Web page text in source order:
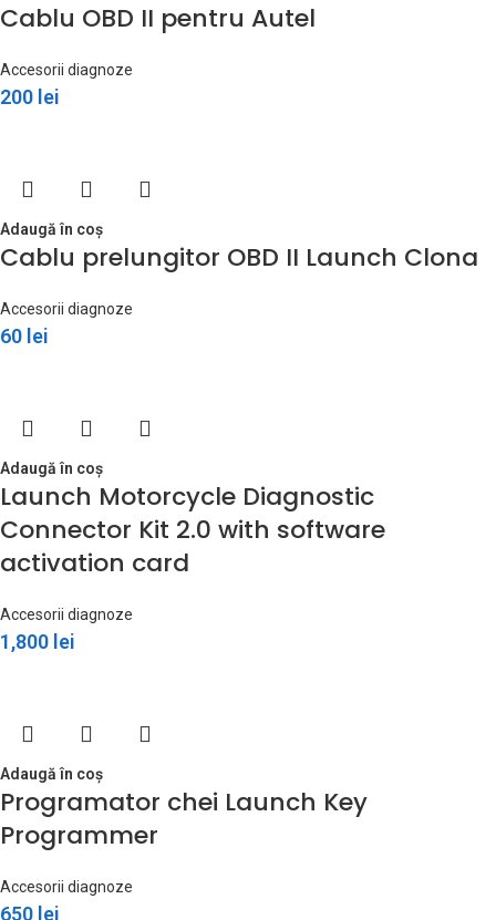
Cablu OBD II pentru Autel
Accesorii diagnoze
200 lei
Adaugă în coș
Cablu prelungitor OBD II Launch Clona
Accesorii diagnoze
60 lei
Adaugă în coș
Launch Motorcycle Diagnostic
Connector Kit 2.0 with software
activation card
Accesorii diagnoze
1,800 lei
Adaugă în coș
Programator chei Launch Key
Programmer
Accesorii diagnoze
650 lei